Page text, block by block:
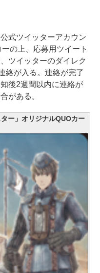
式ツイッターアカウン
ーの上、応募用ツイート
ツイッターのダイレク
絡が入る。連絡が完了
後2週間以内に連絡が
がある。
ー」オリジナルQUOカー